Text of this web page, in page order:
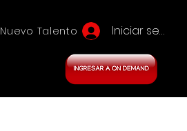
Nuevo Talento Iniciar sesión